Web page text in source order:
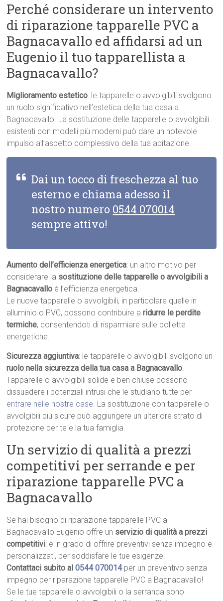
Perché considerare un intervento
di riparazione tapparelle PVC a
Bagnacavallo ed affidarsi ad un
Eugenio il tuo tapparellista a
Bagnacavallo?
Miglioramento estetico: le tapparelle o avvolgibili svolgono
un ruolo significativo nell’estetica della tua casa a
Bagnacavallo. La sostituzione delle tapparelle o avvolgibili
esistenti con modelli più moderni può dare un notevole
impulso all’aspetto complessivo della tua abitazione.
Dai un tocco di freschezza al tuo
esterno e chiama adesso il
nostro numero 0544 070014
sempre attivo!
Aumento dell’efficienza energetica: un altro motivo per
considerare la sostituzione delle tapparelle o avvolgibili a
Bagnacavallo è l’efficienza energetica.
Le nuove tapparelle o avvolgibili, in particolare quelle in
alluminio o PVC, possono contribuire aridurre le perdite
termiche, consentendoti di risparmiare sulle bollette
energetiche.
Sicurezza aggiuntiva: le tapparelle o avvolgibili svolgono un
ruolo nella sicurezza della tua casa a Bagnacavallo.
Tapparelle o avvolgibili solide e ben chiuse possono
dissuadere i potenziali intrusi che le studiano tutte per
entrare nelle nostre case. La sostituzione con tapparelle o
avvolgibili più sicure può aggiungere un ulteriore strato di
protezione per te e la tua famiglia.
Un servizio di qualità a prezzi
competitivi per serrande e per
riparazione tapparelle PVC a
Bagnacavallo
Se hai bisogno di riparazione tapparelle PVC a
Bagnacavallo Eugenio offre un servizio di qualità a prezzi
competitivi: è in grado di offrire preventivi senza impegno e
personalizzati, per soddisfare le tue esigenze!
Contattaci subito al0544 070014 per un preventivo senza
impegno per riparazione tapparelle PVC a Bagnacavallo!
Se le tue tapparelle o avvolgibili o la serranda sono